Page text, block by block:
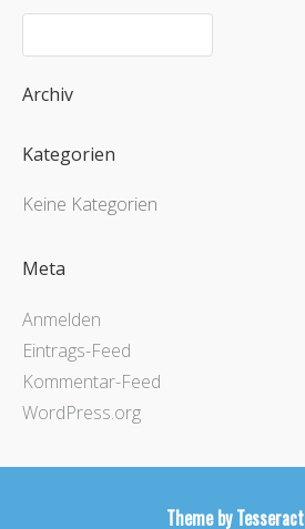
Archiv
Kategorien
Keine Kategorien
Meta
Anmelden
Eintrags-Feed
Kommentar-Feed
WordPress.org
Theme by Tesseract